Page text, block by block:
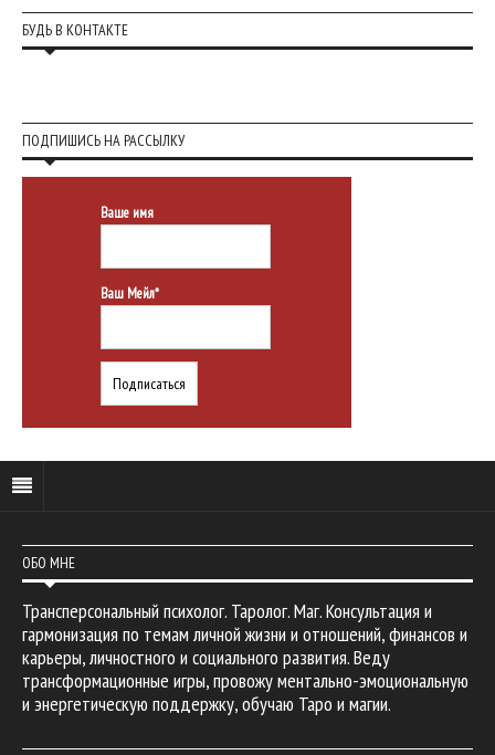
БУДЬ В КОНТАКТЕ
ПОДПИШИСЬ НА РАССЫЛКУ
Ваше имя
Ваш Мейл*
ОБО МНЕ
Трансперсональный психолог. Таролог. Маг. Консультация и
гармонизация по темам личной жизни и отношений, финансов и
карьеры, личностного и социального развития. Веду
трансформационные игры, провожу ментально-эмоциональную
и энергетическую поддержку, обучаю Таро и магии.